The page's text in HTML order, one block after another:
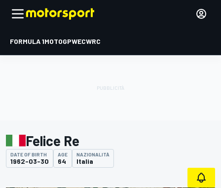
FORMULA 1MOTOGPWECWRC
Felice Re
DATE OF BIRTH
1962-03-30
AGE
64
NAZIONALITÀ
Italia